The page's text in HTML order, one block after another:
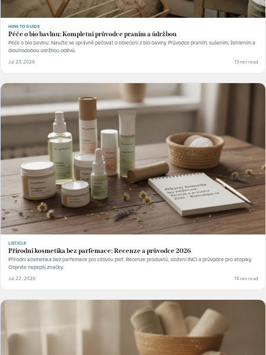
HOW-TO GUIDE
Péče o bio bavlnu: Kompletní průvodce praním a údržbou
Péče o bio bavlnu: Naučte se správně pečovat o oblečení z bio bavlny. Průvodce praním, sušením, žehlením a
dlouhodobou údržbou oděvů.
Jul 23, 2026 13 min read
LISTICLE
Přírodní kosmetika bez parfemace: Recenze a průvodce 2026
Přírodní kosmetika bez parfemace pro citlivou pleť. Recenze produktů, složení INCI a průvodce pro atopiky.
Objevte nejlepší značky.
Jul 22, 2026 14 min read